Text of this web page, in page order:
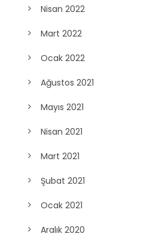
Nisan 2022
Mart 2022
Ocak 2022
Ağustos 2021
Mayıs 2021
Nisan 2021
Mart 2021
Şubat 2021
Ocak 2021
Aralık 2020